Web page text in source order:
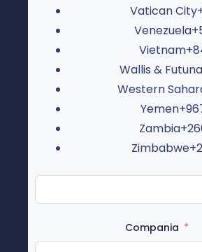
Vatican City
Venezuela
Vietnam
Wallis & Futuna
Western
Yemen
Zambia
Zimbabwe
Compania